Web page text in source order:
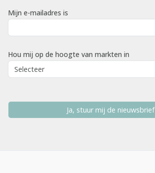
Mijn e-mailadres is
Hou mij op de hoogte van markten in
Ja, stuur mij de nieuwsbrief